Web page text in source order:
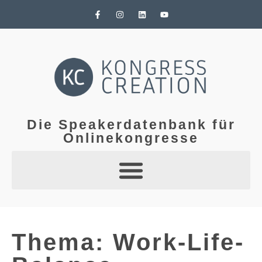
Die Speakerdatenbank für
Onlinekongresse
Thema: Work-Life-